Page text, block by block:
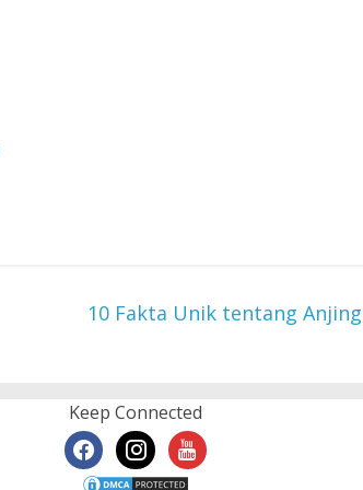
10 Fakta Unik tentang Anjing
Keep Connected
facebookinstagram
youtube